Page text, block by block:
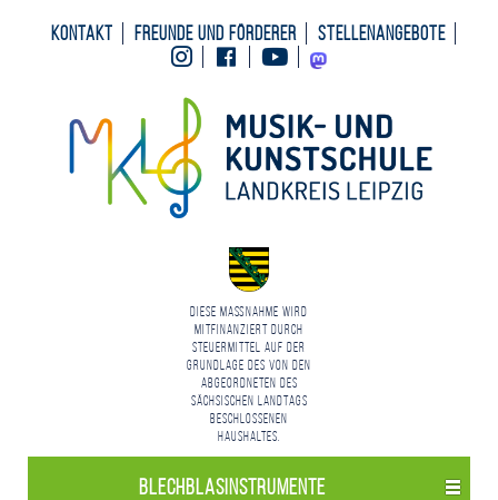
Kontakt Freunde und Förderer
Stellenangebote
InstagramFacebookYoutubeMastodon
Diese Maßnahme wird
mitfinanziert durch
Steuermittel auf der
Grundlage des von den
Abgeordneten des
Sächsischen Landtags
beschlossenen
Haushaltes.
Blechblasinstrumente